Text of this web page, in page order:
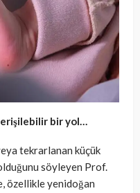
bir yol…
tekrarlanan küçük
söyleyen Prof.
özellikle yenidoğan